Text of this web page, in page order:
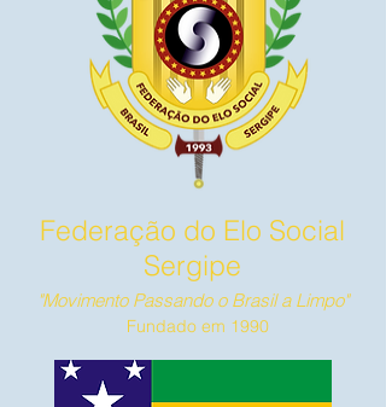
Federação do Elo Social
Sergipe
"Movimento Passando o Brasil a Limpo"
Fundado em 1990